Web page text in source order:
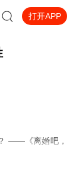
打开APP
——《离婚吧，